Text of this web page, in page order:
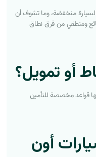
السيارة منخفضة، وما تشوف أن
ومنطقي من فرق نطاق
أو تمويل؟
قواعد مخصصة للتأمين
أون